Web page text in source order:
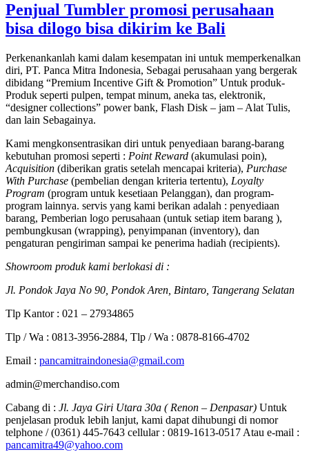
Penjual Tumbler promosi perusahaan
bisa dilogo bisa dikirim ke Bali
Perkenankanlah kami dalam kesempatan ini untuk memperkenalkan
diri, PT. Panca Mitra Indonesia, Sebagai perusahaan yang bergerak
dibidang “Premium Incentive Gift & Promotion” Untuk produk-
Produk seperti pulpen, tempat minum, aneka tas, elektronik,
“designer collections” power bank, Flash Disk – jam – Alat Tulis,
dan lain Sebagainya.
Kami mengkonsentrasikan diri untuk penyediaan barang-barang
kebutuhan promosi seperti : Point Reward (akumulasi poin),
Acquisition (diberikan gratis setelah mencapai kriteria), Purchase
With Purchase (pembelian dengan kriteria tertentu), Loyalty
Program (program untuk kesetiaan Pelanggan), dan program-
program lainnya. servis yang kami berikan adalah : penyediaan
barang, Pemberian logo perusahaan (untuk setiap item barang ),
pembungkusan (wrapping), penyimpanan (inventory), dan
pengaturan pengiriman sampai ke penerima hadiah (recipients).
Showroom produk kami berlokasi di :
Jl. Pondok Jaya No 90, Pondok Aren, Bintaro, Tangerang Selatan
Tlp Kantor : 021 – 27934865
Tlp / Wa : 0813-3956-2884, Tlp / Wa : 0878-8166-4702
Email : pancamitraindonesia@gmail.com
admin@merchandiso.com
Cabang di : Jl. Jaya Giri Utara 30a ( Renon – Denpasar) Untuk
penjelasan produk lebih lanjut, kami dapat dihubungi di nomor
telphone / (0361) 445-7643 cellular : 0819-1613-0517 Atau e-mail :
pancamitra49@yahoo.com